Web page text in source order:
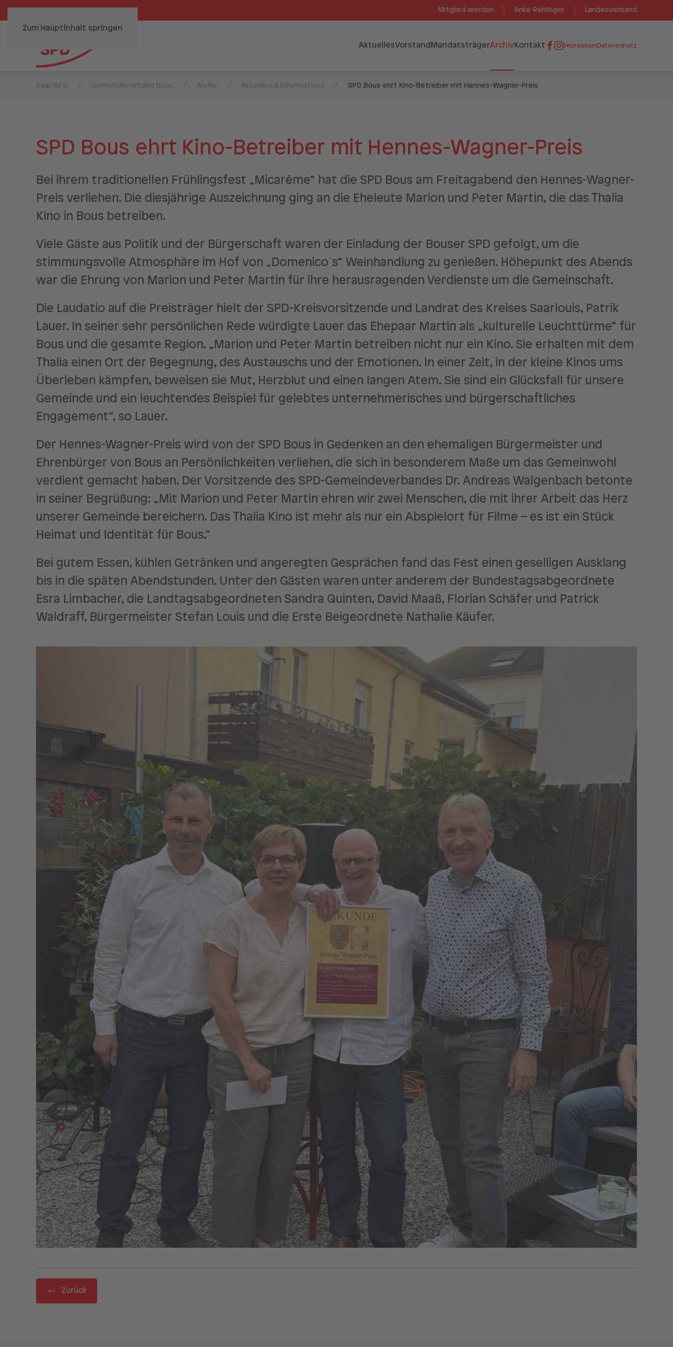
Zum Hauptinhalt springen
Mitglied werden Anke Rehlinger Landesverband
AktuellesVorstand MandatsträgerArchivKontakt Impressum Datenschutz
Saar-SPD Gemeindeverband Bous Archiv Aktuelles & Informatives SPD Bous ehrt Kino-Betreiber mit Hennes-Wagner-Preis
SPD Bous ehrt Kino-Betreiber mit Hennes-Wagner-Preis
Bei ihrem traditionellen Frühlingsfest „Micarême“ hat die SPD Bous am Freitagabend den Hennes-Wagner-
Preis verliehen. Die diesjährige Auszeichnung ging an die Eheleute Marion und Peter Martin, die das Thalia
Kino in Bous betreiben.
Viele Gäste aus Politik und der Bürgerschaft waren der Einladung der Bouser SPD gefolgt, um die
stimmungsvolle Atmosphäre im Hof von „Domenico´s“ Weinhandlung zu genießen. Höhepunkt des Abends
war die Ehrung von Marion und Peter Martin für ihre herausragenden Verdienste um die Gemeinschaft.
Die Laudatio auf die Preisträger hielt der SPD-Kreisvorsitzende und Landrat des Kreises Saarlouis, Patrik
Lauer. In seiner sehr persönlichen Rede würdigte Lauer das Ehepaar Martin als „kulturelle Leuchttürme“ für
Bous und die gesamte Region. „Marion und Peter Martin betreiben nicht nur ein Kino. Sie erhalten mit dem
Thalia einen Ort der Begegnung, des Austauschs und der Emotionen. In einer Zeit, in der kleine Kinos ums
Überleben kämpfen, beweisen sie Mut, Herzblut und einen langen Atem. Sie sind ein Glücksfall für unsere
Gemeinde und ein leuchtendes Beispiel für gelebtes unternehmerisches und bürgerschaftliches
Engagement“, so Lauer.
Der Hennes-Wagner-Preis wird von der SPD Bous in Gedenken an den ehemaligen Bürgermeister und
Ehrenbürger von Bous an Persönlichkeiten verliehen, die sich in besonderem Maße um das Gemeinwohl
verdient gemacht haben. Der Vorsitzende des SPD-Gemeindeverbandes Dr. Andreas Walgenbach betonte
in seiner Begrüßung: „Mit Marion und Peter Martin ehren wir zwei Menschen, die mit ihrer Arbeit das Herz
unserer Gemeinde bereichern. Das Thalia Kino ist mehr als nur ein Abspielort für Filme – es ist ein Stück
Heimat und Identität für Bous.“
Bei gutem Essen, kühlen Getränken und angeregten Gesprächen fand das Fest einen geselligen Ausklang
bis in die späten Abendstunden. Unter den Gästen waren unter anderem der Bundestagsabgeordnete
Esra Limbacher, die Landtagsabgeordneten Sandra Quinten, David Maaß, Florian Schäfer und Patrick
Waldraff, Bürgermeister Stefan Louis und die Erste Beigeordnete Nathalie Käufer.
Zurück